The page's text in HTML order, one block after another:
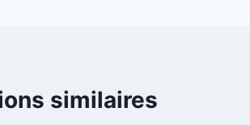
similaires